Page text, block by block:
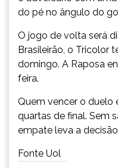
do pé no ângulo do
O jogo de volta será
Brasileirão, o Tricolor
domingo. A Raposa
feira.
Quem vencer o duelo
quartas de final. Sem
empate leva a
Fonte Uol